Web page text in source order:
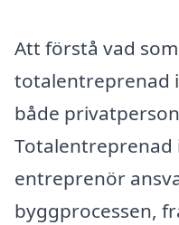
Att förstå vad
totalentreprenad
både
Totalentreprenad
entreprenör
byggprocessen,